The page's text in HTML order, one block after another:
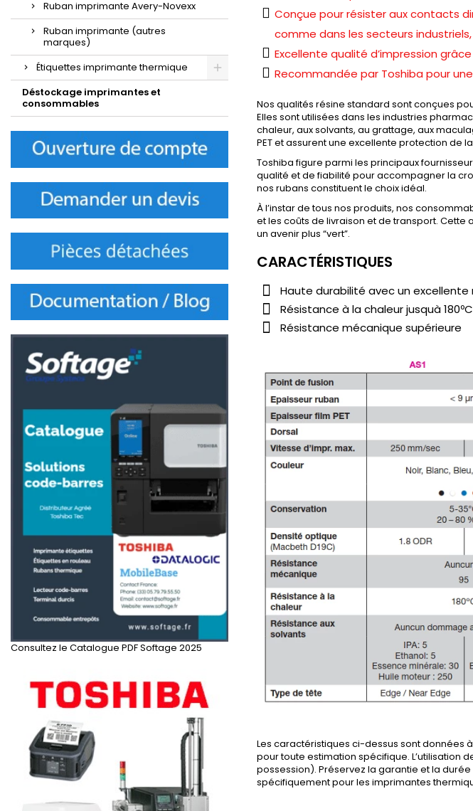
Ruban imprimante Avery-Novexx
Ruban imprimante (autres
marques)
Étiquettes imprimante thermique
Déstockage imprimantes et
consommables
Consultez le Catalogue PDF Softage 2025
Conçue pour résister aux contacts
comme dans les secteurs
Excellente qualité d’impression
Recommandée par Toshiba pour
Nos qualités résine standard sont conçues
Elles sont utilisées dans les industries
chaleur, aux solvants, au grattage, aux
PET et assurent une excellente protection de
Toshiba figure parmi les principaux
qualité et de fiabilité pour accompagner la
nos rubans constituent le choix idéal.
À l’instar de tous nos produits, nos
et les coûts de livraison et de transport.
un avenir plus “vert”.
CARACTÉRISTIQUES
Haute durabilité avec un
Résistance à la chaleur jusquà
Résistance mécanique supérieure
Les caractéristiques ci-dessus sont données
pour toute estimation spécifique. L’utilisation
possession). Préservez la garantie et la
spécifiquement pour les imprimantes